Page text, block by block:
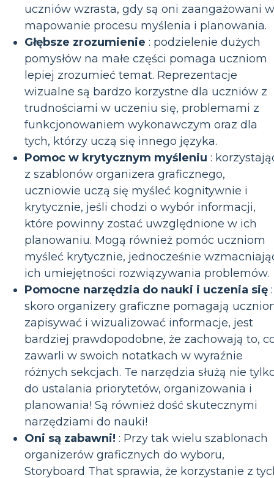
uczniów wzrasta, gdy są oni zaangażowani w
mapowanie procesu myślenia i planowania.
Głębsze zrozumienie : podzielenie dużych
pomysłów na małe części pomaga uczniom
lepiej zrozumieć temat. Reprezentacje
wizualne są bardzo korzystne dla uczniów z
trudnościami w uczeniu się, problemami z
funkcjonowaniem wykonawczym oraz dla
tych, którzy uczą się innego języka.
Pomoc w krytycznym myśleniu :
z szablonów organizera graficznego,
uczniowie uczą się myśleć kognitywnie i
krytycznie, jeśli chodzi o wybór informacji,
które powinny zostać uwzględnione w ich
planowaniu. Mogą również pomóc uczniom
myśleć krytycznie, jednocześnie
ich umiejętności rozwiązywania problemów.
Pomocne narzędzia do nauki i uczenia się :
skoro organizery graficzne pomagają
zapisywać i wizualizować informacje, jest
bardziej prawdopodobne, że zachowają to,
zawarli w swoich notatkach w wyraźnie
różnych sekcjach. Te narzędzia służą nie
do ustalania priorytetów, organizowania i
planowania! Są również dość skutecznymi
narzędziami do nauki!
Oni są zabawni! : Przy tak wielu szablonach
organizerów graficznych do wyboru,
Storyboard That sprawia, że korzystanie z